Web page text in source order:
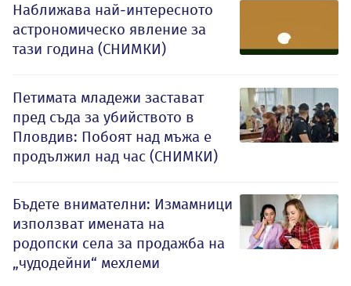
Наближава най-интересното
астрономическо явление за
тази година (СНИМКИ)
Петимата младежи застават
пред съда за убийството в
Пловдив: Побоят над мъжа е
продължил над час (СНИМКИ)
Бъдете внимателни: Измамници
използват имената на
родопски села за продажба на
„чудодейни“ мехлеми